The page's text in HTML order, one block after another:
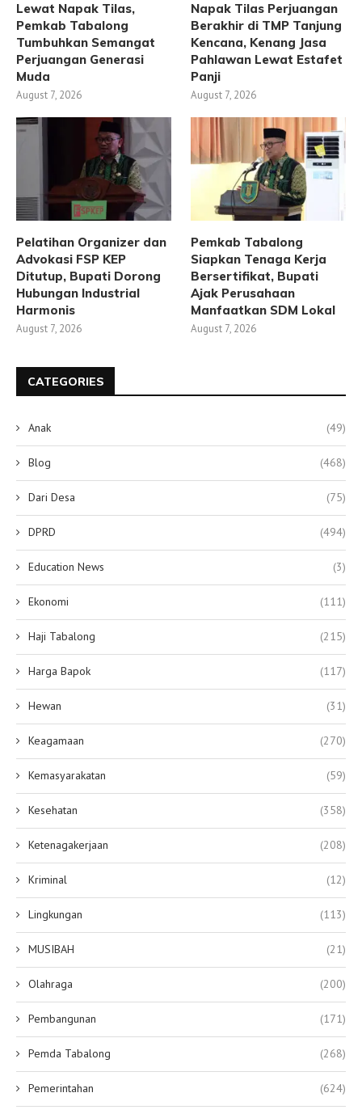
Lewat Napak Tilas,
Pemkab Tabalong
Tumbuhkan Semangat
Perjuangan Generasi
Muda
August 7, 2026
Napak Tilas Perjuangan
Berakhir di TMP Tanjung
Kencana, Kenang Jasa
Pahlawan Lewat Estafet
Panji
August 7, 2026
Pelatihan Organizer dan
Advokasi FSP KEP
Ditutup, Bupati Dorong
Hubungan Industrial
Harmonis
August 7, 2026
Pemkab Tabalong
Siapkan Tenaga Kerja
Bersertifikat, Bupati
Ajak Perusahaan
Manfaatkan SDM Lokal
August 7, 2026
CATEGORIES
Anak (49)
Blog (468)
Dari Desa (75)
DPRD (494)
Education News (3)
Ekonomi (111)
Haji Tabalong (215)
Harga Bapok (117)
Hewan (31)
Keagamaan (270)
Kemasyarakatan (59)
Kesehatan (358)
Ketenagakerjaan (208)
Kriminal (12)
Lingkungan (113)
MUSIBAH (21)
Olahraga (200)
Pembangunan (171)
Pemda Tabalong (268)
Pemerintahan (624)